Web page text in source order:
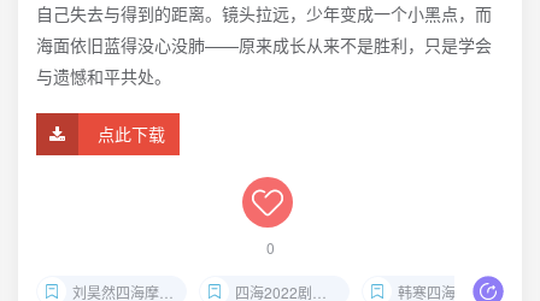
自己失去与得到的距离。镜头拉远，少年变成一个小黑点，而
海面依旧蓝得没心没肺——原来成长从来不是胜利，只是学会
与遗憾和平共处。
点此下载
0
刘昊然四海摩托戏 四海2022剧情解析 韩寒四海父子线